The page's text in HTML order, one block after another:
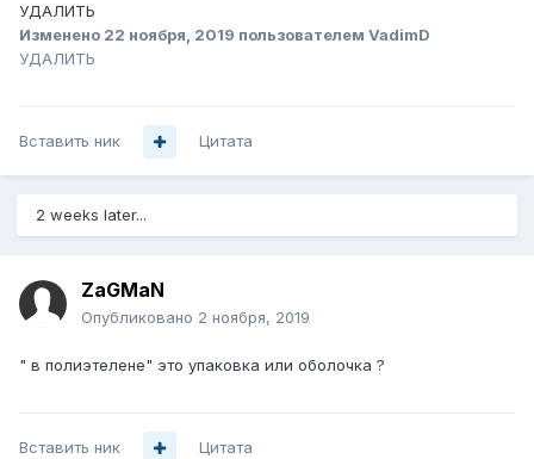
УДАЛИТЬ
Изменено 22 ноября, 2019 пользователем VadimD
УДАЛИТЬ
Вставить ник Цитата
2 weeks later...
ZaGMaN
Опубликовано 2 ноября, 2019
" в полиэтелене" это упаковка или оболочка ?
Вставить ник Цитата